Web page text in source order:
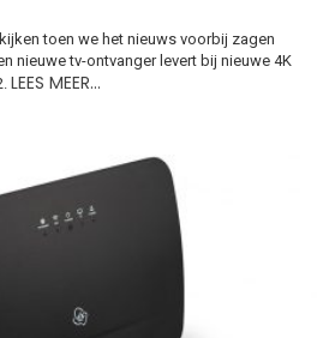
toen we het nieuws voorbij zagen
nieuwe tv-ontvanger levert bij nieuwe 4K
LEES MEER…